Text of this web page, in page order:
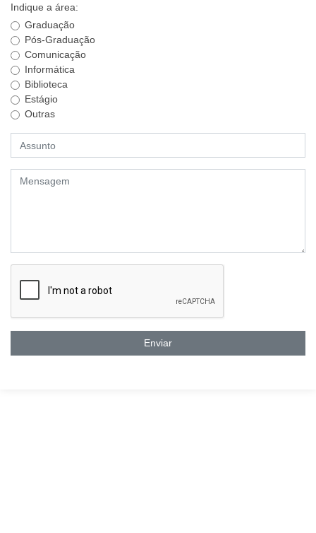
Indique a área:
Graduação
Pós-Graduação
Comunicação
Informática
Biblioteca
Estágio
Outras